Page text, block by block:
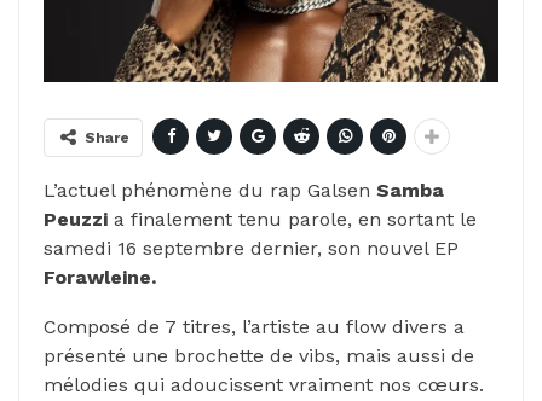
Share
L’actuel phénomène du rap Galsen Samba
Peuzzi a finalement tenu parole, en sortant le
samedi 16 septembre dernier, son nouvel EP
Forawleine.
Composé de 7 titres, l’artiste au flow divers a
présenté une brochette de vibs, mais aussi de
mélodies qui adoucissent vraiment nos cœurs.